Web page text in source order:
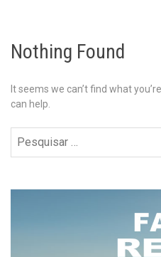
Nothing Found
It seems we can’t find what
can help.
por: